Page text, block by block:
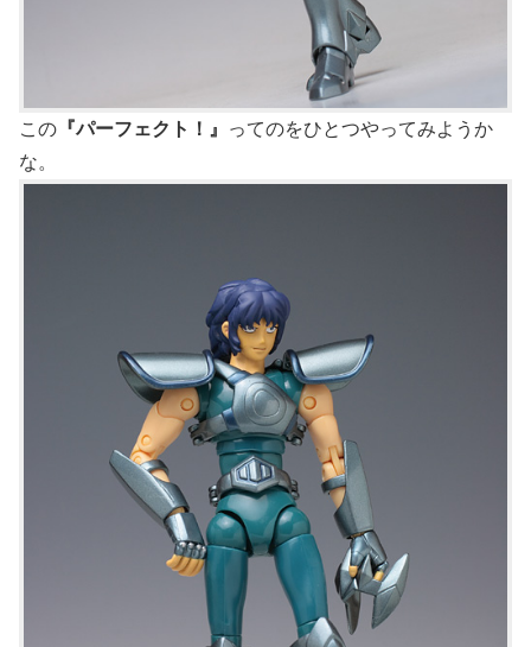
この 『パーフェクト！』
ってのをひとつやってみようか
な。